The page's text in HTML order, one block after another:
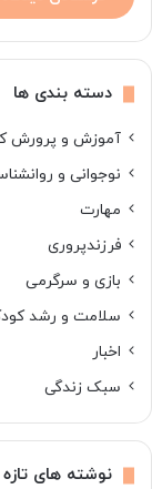
دسته بندی ها
آموزش و پرورش
نوجوانی و
مهارت
فرزندپروری
بازی و سرگرمی
سلامت و رشد
اخبار
سبک زندگی
نوشته های تازه